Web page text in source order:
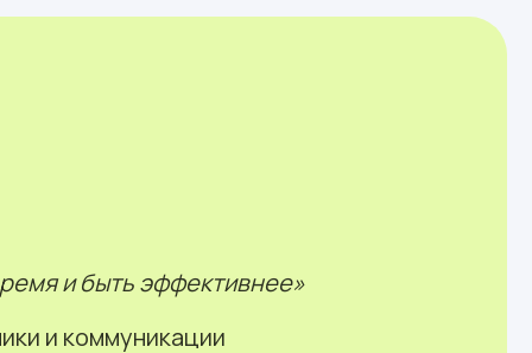
и коммуникации
и быть эффективнее»